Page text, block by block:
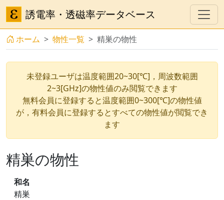
誘電率・透磁率データベース
ホーム 物性一覧 精巣の物性
未登録ユーザは温度範囲20~30[℃]，周波数範囲
2~3[GHz]の物性値のみ閲覧できます
無料会員に登録すると温度範囲0~300[℃]の物性値
が，有料会員に登録するとすべての物性値が閲覧でき
ます
精巣の物性
和名
精巣